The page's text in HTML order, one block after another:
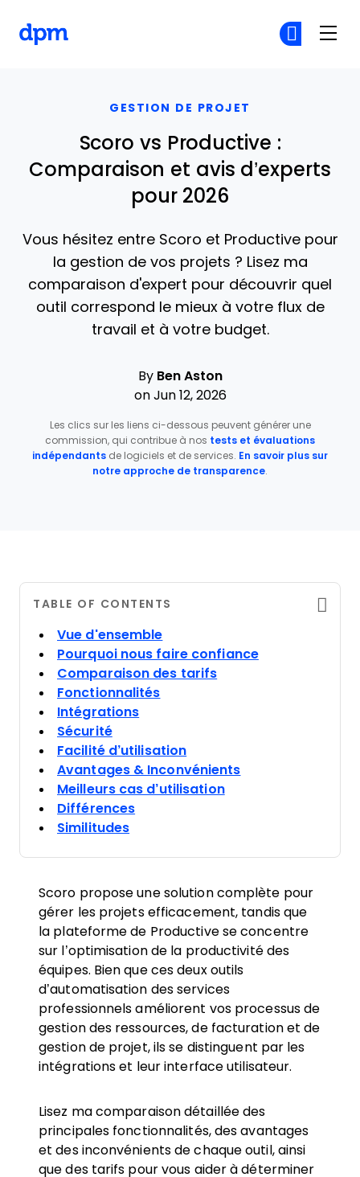
GESTION DE PROJET
Scoro vs Productive :
Comparaison et avis d’experts
pour 2026
Vous hésitez entre Scoro et Productive pour
la gestion de vos projets ? Lisez ma
comparaison d'expert pour découvrir quel
outil correspond le mieux à votre flux de
travail et à votre budget.
By Ben Aston
on Jun 12, 2026
Les clics sur les liens ci-dessous peuvent générer une
commission, qui contribue à nos tests et évaluations
indépendants de logiciels et de services. En savoir plus sur
notre approche de transparence.
TABLE OF CONTENTS
Vue d'ensemble
Pourquoi nous faire confiance
Comparaison des tarifs
Fonctionnalités
Intégrations
Sécurité
Facilité d’utilisation
Avantages & Inconvénients
Meilleurs cas d’utilisation
Différences
Similitudes
Scoro propose une solution complète pour
gérer les projets efficacement, tandis que
la plateforme de Productive se concentre
sur l’optimisation de la productivité des
équipes. Bien que ces deux outils
d’automatisation des services
professionnels améliorent vos processus de
gestion des ressources, de facturation et de
gestion de projet, ils se distinguent par les
intégrations et leur interface utilisateur.
Lisez ma comparaison détaillée des
principales fonctionnalités, des avantages
et des inconvénients de chaque outil, ainsi
que des tarifs pour vous aider à déterminer